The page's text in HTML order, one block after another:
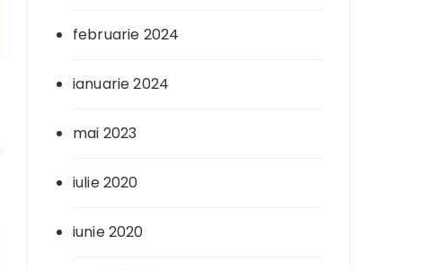
februarie 2024
ianuarie 2024
mai 2023
iulie 2020
iunie 2020